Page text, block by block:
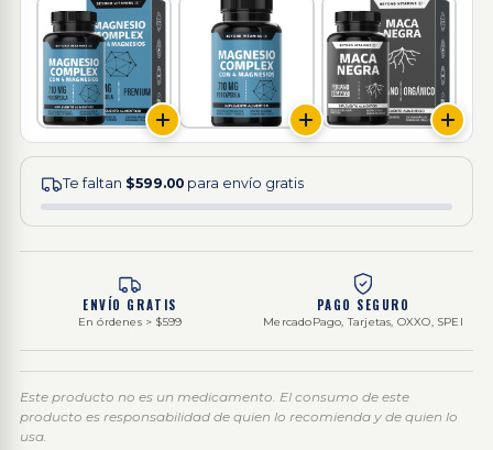
Te faltan $599.00 para envío gratis
ENVÍO GRATIS
En órdenes > $599
PAGO SEGURO
MercadoPago, Tarjetas, OXXO, SPEI
Este producto no es un medicamento. El consumo de este
producto es responsabilidad de quien lo recomienda y de quien lo
usa.